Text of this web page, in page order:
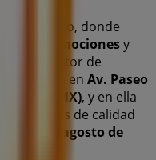
en Tiendeo, donde
promocionesy
del sector de
ubicada en Av. Paseo
(CDMX), y en ella
productos de calidad
todo el
agosto de